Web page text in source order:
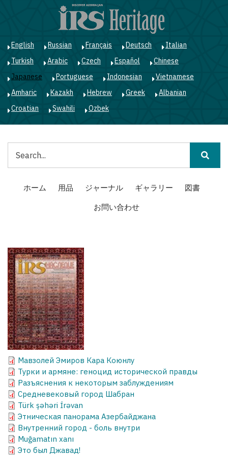
English Russian Français Deutsch
Italian
Turkish
Arabic Czech Español
Chinese
Japanese
Portuguese Indonesian
Vietnamese
Amharic
Kazakh Hebrew Greek
Albanian
Croatian
Swahili Ozbek
Main
navigation
ホーム 用品 ジャーナル ギャラリー
図書
お問い合わせ
Мавзолей Эмиров Кара Коюнлу
Турки и армяне: геноцид исторической правды
Разъяснения к некоторым заблуждениям
Средневековый город Шабран
Türk şəhəri İrəvan
Этническая панорама Азербайджана
Внутренний город - боль внутри
Muğamatın xanı
Это был Джавад!